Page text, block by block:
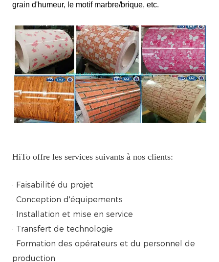
grain d'humeur, le motif marbre/brique, etc.
HiTo offre les services suivants à nos clients:
· Faisabilité du projet
· Conception d'équipements
· Installation et mise en service
· Transfert de technologie
· Formation des opérateurs et du personnel de
production